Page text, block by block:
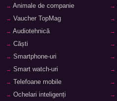
Animale de companie
Vaucher TopMag
Audiotehnică
Căști
Smartphone-uri
Smart watch-uri
Telefoane mobile
Ochelari inteligenți